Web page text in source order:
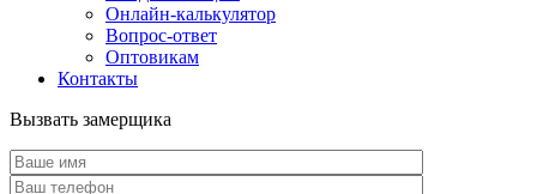
Онлайн-калькулятор
Вопрос-ответ
Оптовикам
Контакты
Вызвать замерщика